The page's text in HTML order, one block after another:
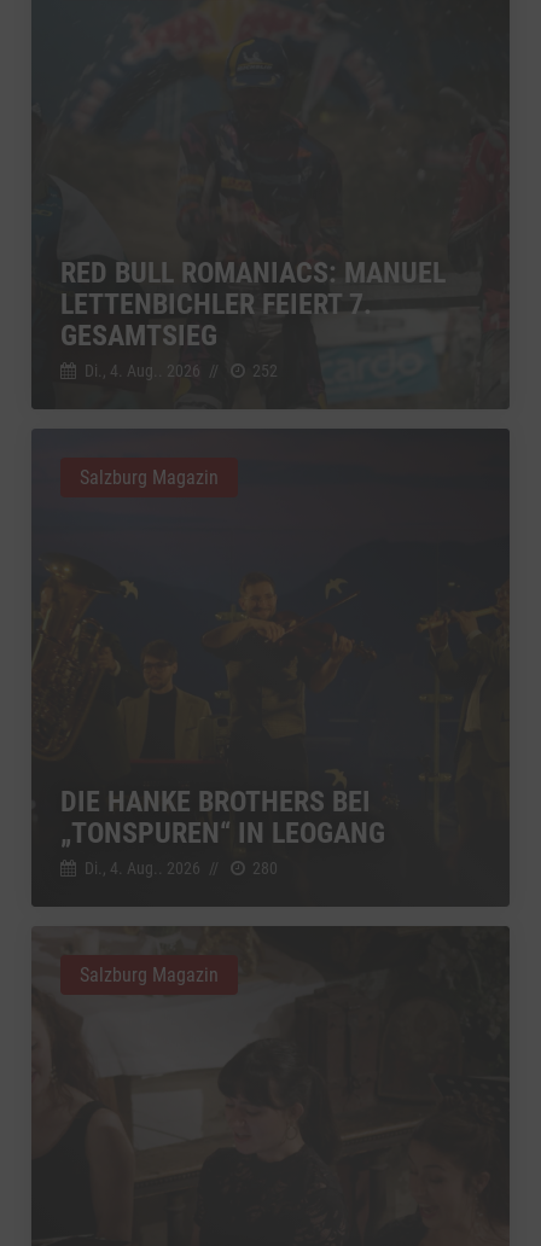
RED BULL ROMANIACS: MANUEL
LETTENBICHLER FEIERT 7.
GESAMTSIEG
Di., 4. Aug.. 2026 // 252
DIE HANKE BROTHERS BEI
„TONSPUREN“ IN LEOGANG
Di., 4. Aug.. 2026 // 280
Salzburg Magazin
Salzburg Magazin